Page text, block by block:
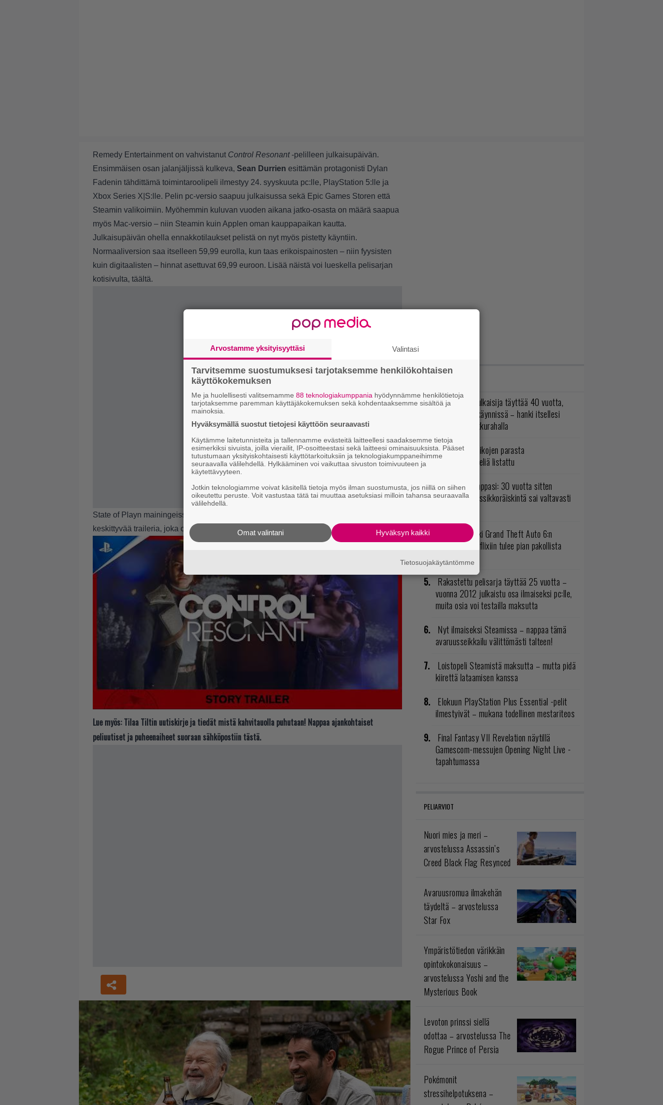
Remedy Entertainment on vahvistanut Control Resonant-pelilleen julkaisupäivän.
Ensimmäisen osan jalanjäljissä kulkeva, Sean Durrien esittämän protagonisti Dylan
Fadenin tähdittämä toimintaroolipeli ilmestyy 24. syyskuuta pc:lle, PlayStation 5:lle ja
Xbox Series X|S:lle. Pelin pc-versio saapuu julkaisussa sekä Epic Games Storen että
Steamin valikoimiin. Myöhemmin kuluvan vuoden aikana jatko-osasta on määrä saapua
myös Mac-versio – niin Steamin kuin Applen oman kauppapaikan kautta.
Julkaisupäivän ohella ennakkotilaukset pelistä on nyt myös pistetty käyntiin.
Normaaliversion saa itselleen 59,99 eurolla, kun taas erikoispainosten – niin fyysisten
kuin digitaalisten – hinnat asettuvat 69,99 euroon. Lisää näistä voi lueskella pelisarjan
kotisivulta, täältä.
State of Playn mainingeissa
keskittyvää traileria, joka on katseltavissa alta.
Lue myös: Tilaa Tiltin uutiskirje ja tiedät mistä kahvitauolla puhutaan! Nappaa ajankohtaiset
peliuutiset ja puheenaiheet suoraan sähköpostiin tästä.
Rakastettu julkaisija täyttää 40 vuotta,
valtavat alet käynnissä – hanki itsellesi
klassikoita pikkurahalla
25 kaikkien aikojen parasta
supersankaripeliä listattu
No johan pomppasi: 30 vuotta sitten
ilmestynyt klassikkoräiskintä sai valtavasti
Huomio, kaikki Grand Theft Auto 6:n
odottajat: Netflixiin tulee pian pakollista
nähtävää
Rakastettu pelisarja täyttää 25 vuotta –
vuonna 2012 julkaistu osa ilmaiseksi pc:lle,
muita osia voi testailla maksutta
Nyt ilmaiseksi Steamissa – nappaa tämä
avaruusseikkailu välittömästi talteen!
Loistopeli Steamistä maksutta – mutta pidä
kiirettä lataamisen kanssa
Elokuun PlayStation Plus Essential -pelit
ilmestyivät – mukana todellinen mestariteos
Final Fantasy VII Revelation näytillä
Gamescom-messujen Opening Night Live -
tapahtumassa
PELIARVIOT
Nuori mies ja meri –
arvostelussa Assassin’s
Creed Black Flag Resynced
Avaruusromua ilmakehän
täydeltä – arvostelussa
Star Fox
Ympäristötiedon värikkäin
opintokokonaisuus –
arvostelussa Yoshi and the
Mysterious Book
Levoton prinssi siellä
odottaa – arvostelussa The
Rogue Prince of Persia
Pokémonit
stressihelpotuksena –
Arvostamme yksityisyyttäsi Valintasi
Tarvitsemme suostumuksesi tarjotaksemme henkilökohtaisen
käyttökokemuksen
Me ja huolellisesti valitsemamme 88 teknologiakumppania hyödynnämme henkilötietoja
tarjotaksemme paremman käyttäjäkokemuksen sekä kohdentaaksemme sisältöä ja
mainoksia.
Hyväksymällä suostut tietojesi käyttöön seuraavasti
Käytämme laitetunnisteita ja tallennamme evästeitä laitteellesi saadaksemme tietoja
esimerkiksi sivuista, joilla vierailit, IP-osoitteestasi sekä laitteesi ominaisuuksista. Pääset
tutustumaan yksityiskohtaisesti käyttötarkoituksiin ja teknologiakumppaneihimme
seuraavalla välilehdellä. Hylkääminen voi vaikuttaa sivuston toimivuuteen ja
käytettävyyteen.
Jotkin teknologiamme voivat käsitellä tietoja myös ilman suostumusta, jos niillä on siihen
oikeutettu peruste. Voit vastustaa tätä tai muuttaa asetuksiasi milloin tahansa seuraavalla
välilehdellä.
Hyväksyn kaikki
Omat valintani
Tietosuojakäytäntömme